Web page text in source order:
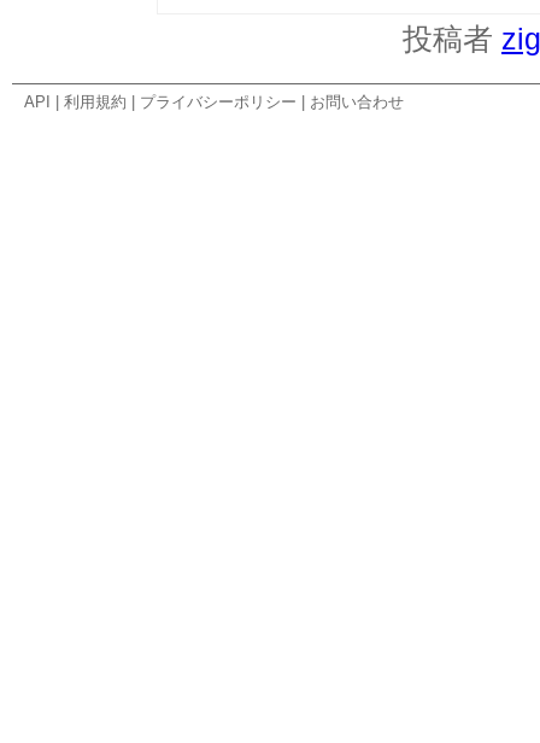
投稿者
API 利用規約 プライバシーポリシー お問い合わせ